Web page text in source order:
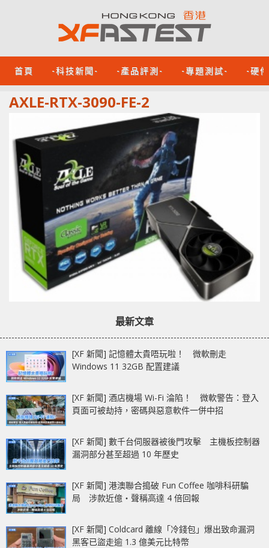
首頁 -科技新聞- -產品評測- -專題測試- -硬
AXLE-RTX-3090-FE-2
最新文章
[XF 新聞] 記憶體太貴唔玩啦！ 微軟刪走
Windows 11 32GB 配置建議
[XF 新聞] 酒店機場 Wi-Fi 淪陷！ 微軟警告：登入
頁面可被劫持，密碼與惡意軟件一併中招
[XF 新聞] 數千台伺服器被後門攻擊 主機板控制器
漏洞部分甚至超過 10 年歷史
[XF 新聞] 港澳聯合搗破 Fun Coffee 咖啡科研騙
局 涉款近億‧聲稱高達 4 倍回報
[XF 新聞] Coldcard 離線「冷錢包」爆出致命漏洞
黑客已盜走逾 1.3 億美元比特幣